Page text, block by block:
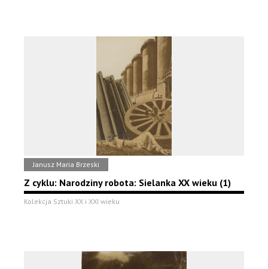
Janusz Maria Brzeski
Z cyklu: Narodziny robota: Sielanka XX wieku (1)
Kolekcja Sztuki XX i XXI wieku